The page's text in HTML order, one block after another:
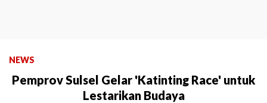
NEWS
Pemprov Sulsel Gelar 'Katinting Race' untuk
Lestarikan Budaya